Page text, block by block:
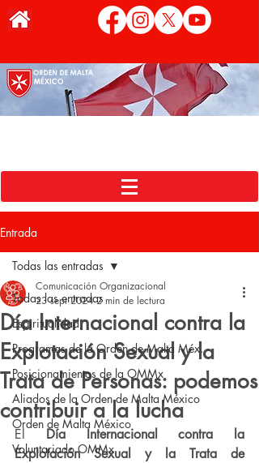
Entrada
Todas las entradas
Espiritualidad
Programas de la Orden de Malta Méx.
Posicionamientos de la OMMx
Aliados de la Orden de Malta México
Orden de Malta México
Voluntariado OMMx
Todas las entradas
Día Internacional contra la
Explotación Sexual y la
Trata de Personas: podemos
contribuir a la lucha
Comunicación Organizacional
23 sept 2024 2 min de lectura
El Día Internacional contra la
Explotación Sexual y la Trata de